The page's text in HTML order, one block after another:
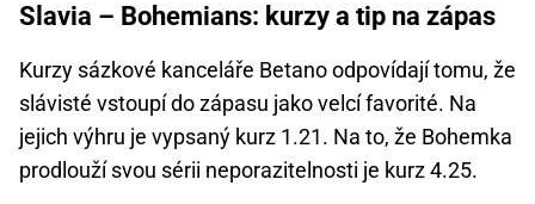
Slavia – Bohemians: kurzy a tip na zápas
Kurzy sázkové kanceláře Betano odpovídají tomu, že
slávisté vstoupí do zápasu jako velcí favorité. Na
jejich výhru je vypsaný kurz 1.21. Na to, že Bohemka
prodlouží svou sérii neporazitelnosti je kurz 4.25.